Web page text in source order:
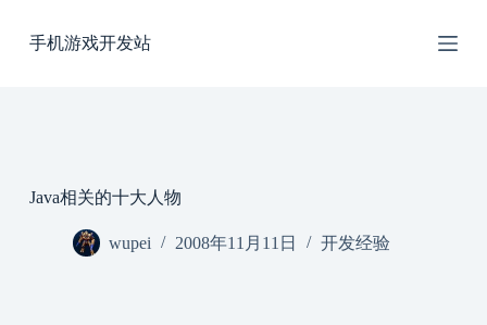
过
手机游戏开发站
Java相关的十大人物
wupei 2008年11月11日 开发经验